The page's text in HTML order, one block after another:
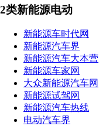
2类新能源电动
新能源车时代网
新能源汽车界
新能源汽车大本营
新能源车家网
大众新能源汽车网
新能源试驾网
新能源汽车热线
电动汽车界